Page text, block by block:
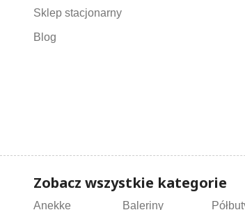
Sklep stacjonarny
Blog
Zobacz wszystkie kategorie
Anekke
Baleriny